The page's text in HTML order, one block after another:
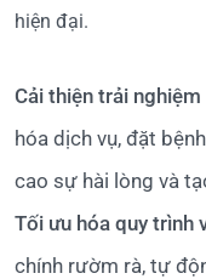
hiện đại.
Cải thiện trải nghiệm
hóa dịch vụ, đặt
cao sự hài lòng và
Tối ưu hóa quy trình
chính rườm rà, tự